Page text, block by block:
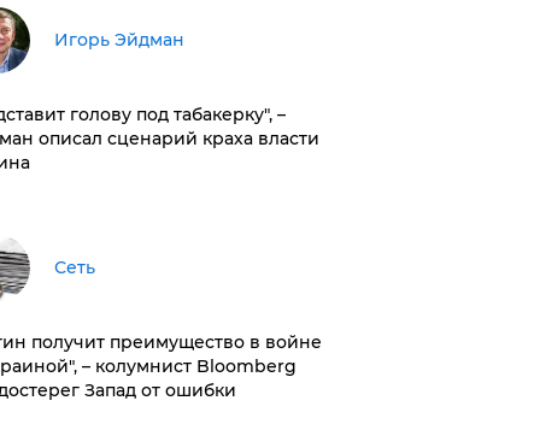
Игорь Эйдман
голову под табакерку", –
описал сценарий краха власти
Сеть
получит преимущество в войне
– колумнист Bloomberg
Запад от ошибки